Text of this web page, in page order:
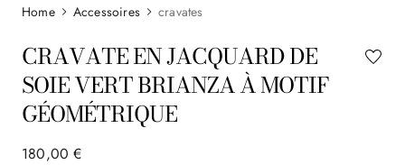
Accessoires cravates
CRAVATE EN JACQUARD DE
SOIE VERT BRIANZA À MOTIF
GÉOMÉTRIQUE
180,00 €